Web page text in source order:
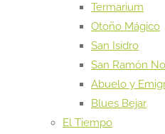
Termarium
Otoño Mágico
San Isidro
San Ramón
Abuelo y
Blues Bejar
El Tiempo